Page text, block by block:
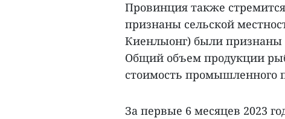
Провинция также
признаны сельской
Киенлыонг) были признаны
Общий объем продукции
стоимость промышленного
За первые 6 месяцев 2023